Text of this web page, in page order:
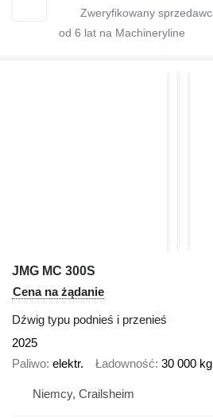
od 6 lat na Machineryline
JMG MC 300S
Cena na żądanie
Dźwig typu podnieś i przenieś
2025
Paliwo elektr. Ładowność 30 000 kg
Niemcy, Crailsheim